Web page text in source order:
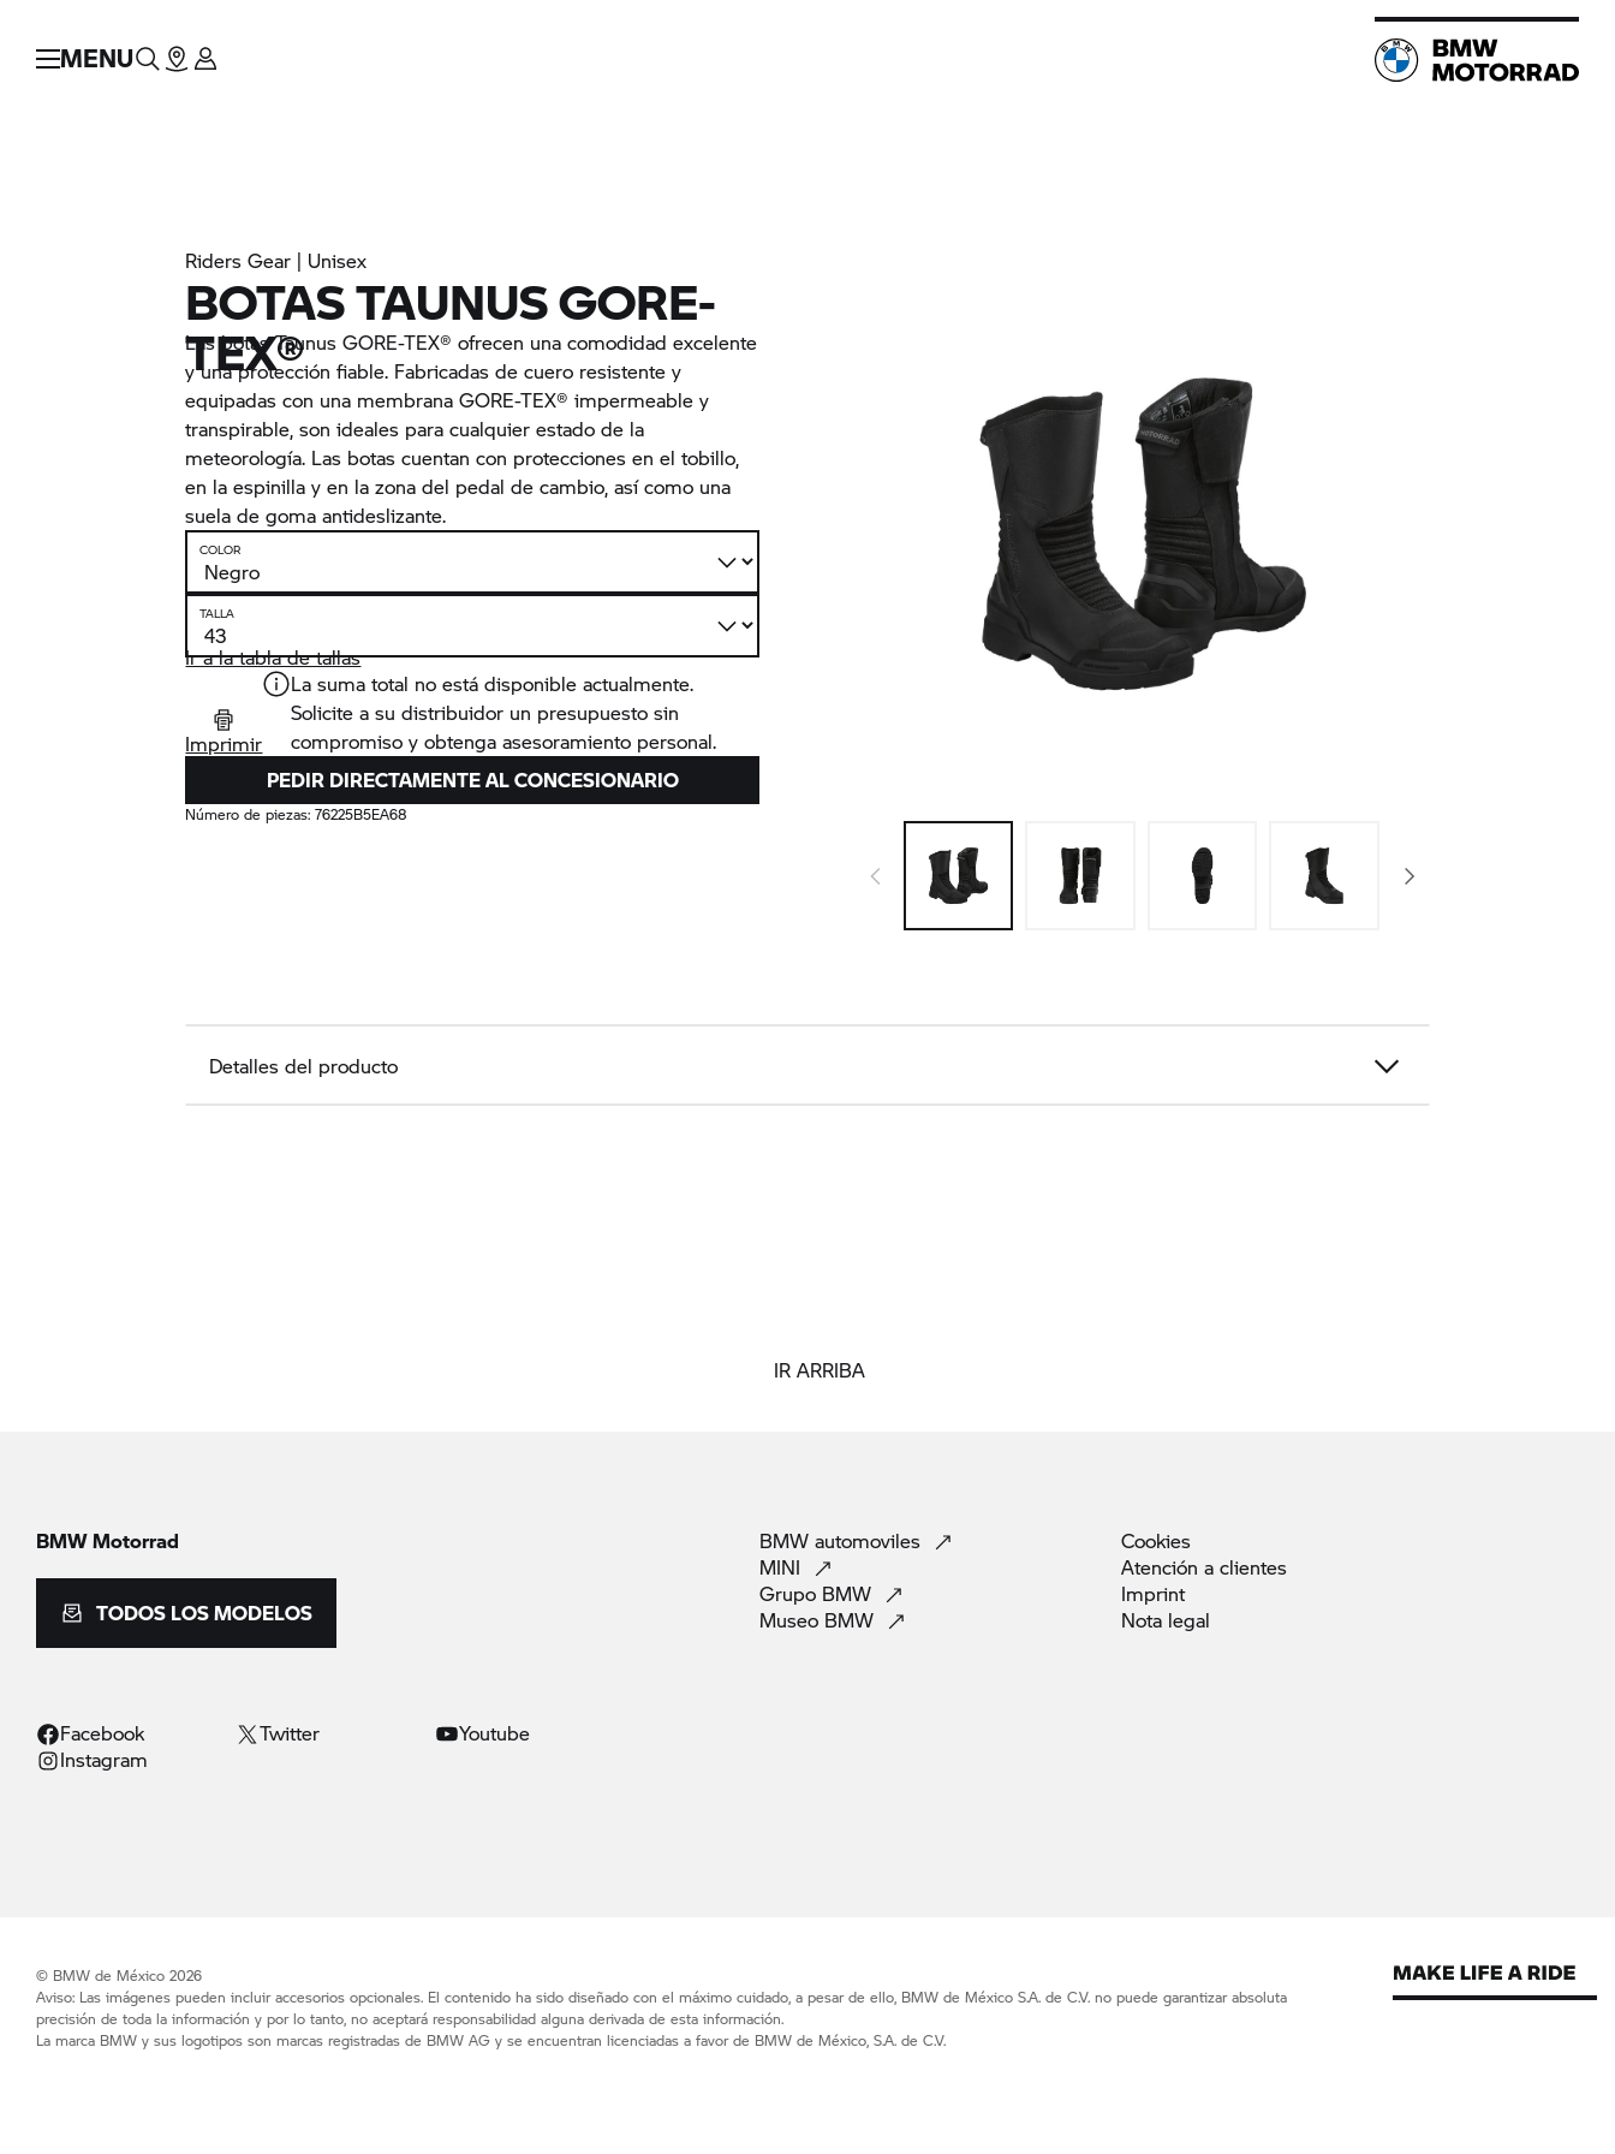
MENU
Riders Gear | Unisex
BOTAS TAUNUS GORE-
TEX®
Las botas Taunus GORE-TEX® ofrecen una comodidad excelente
y una protección fiable. Fabricadas de cuero resistente y
equipadas con una membrana GORE-TEX® impermeable y
transpirable, son ideales para cualquier estado de la
meteorología. Las botas cuentan con protecciones en el tobillo,
en la espinilla y en la zona del pedal de cambio, así como una
suela de goma antideslizante.
COLOR
TALLA
Ir a la tabla de tallas
Imprimir
La suma total no está disponible actualmente.
Solicite a su distribuidor un presupuesto sin
compromiso y obtenga asesoramiento personal.
PEDIR DIRECTAMENTE AL CONCESIONARIO
Número de piezas:76225B5EA68
Detalles del producto
IR ARRIBA
BMW Motorrad
TODOS LOS MODELOS
Facebook Twitter
Youtube
Instagram
BMW automoviles
MINI
Grupo BMW
Museo BMW
Cookies
Atención a clientes
Imprint
Nota legal
© BMW de México 2026
Aviso: Las imágenes pueden incluir accesorios opcionales. El contenido ha sido diseñado con el máximo cuidado, a pesar de ello, BMW de México S.A. de C.V. no puede garantizar absoluta
precisión de toda la información y por lo tanto, no aceptará responsabilidad alguna derivada de esta información.
La marca BMW y sus logotipos son marcas registradas de BMW AG y se encuentran licenciadas a favor de BMW de México, S.A. de C.V.